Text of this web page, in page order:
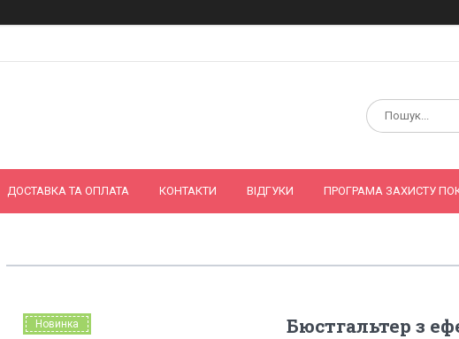
ДОСТАВКА ТА ОПЛАТА КОНТАКТИ ВІДГУКИ ПРОГРАМА ЗАХИСТУ
Новинка
Бюстгальтер з